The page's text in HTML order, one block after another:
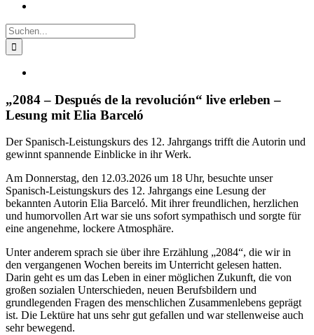
Suche
nach:
Bild
„2084 – Después de la revolución“ live erleben –
Lesung mit Elia Barceló
Der Spanisch-Leistungskurs des 12. Jahrgangs trifft die Autorin und
gewinnt spannende Einblicke in ihr Werk.
Am Donnerstag, den 12.03.2026 um 18 Uhr, besuchte unser
Spanisch-Leistungskurs des 12. Jahrgangs eine Lesung der
bekannten Autorin Elia Barceló. Mit ihrer freundlichen, herzlichen
und humorvollen Art war sie uns sofort sympathisch und sorgte für
eine angenehme, lockere Atmosphäre.
Unter anderem sprach sie über ihre Erzählung „2084“, die wir in
den vergangenen Wochen bereits im Unterricht gelesen hatten.
Darin geht es um das Leben in einer möglichen Zukunft, die von
großen sozialen Unterschieden, neuen Berufsbildern und
grundlegenden Fragen des menschlichen Zusammenlebens geprägt
ist. Die Lektüre hat uns sehr gut gefallen und war stellenweise auch
sehr bewegend.